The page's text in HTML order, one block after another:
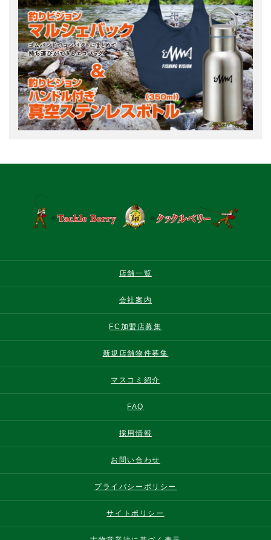
店舗一覧
会社案内
FC加盟店募集
新規店舗物件募集
マスコミ紹介
FAQ
採用情報
お問い合わせ
プライバシーポリシー
サイトポリシー